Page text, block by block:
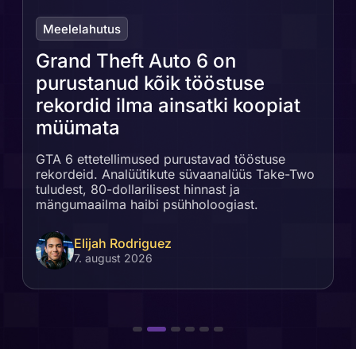
Meelelahutus
Grand Theft Auto 6 on
purustanud kõik tööstuse
rekordid ilma ainsatki koopiat
müümata
GTA 6 ettetellimused purustavad tööstuse
rekordeid. Analüütikute süvaanalüüs Take-Two
tuludest, 80-dollarilisest hinnast ja
mängumaailma haibi psühholoogiast.
Elijah Rodriguez
7. august 2026